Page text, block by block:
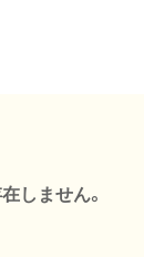
しません。